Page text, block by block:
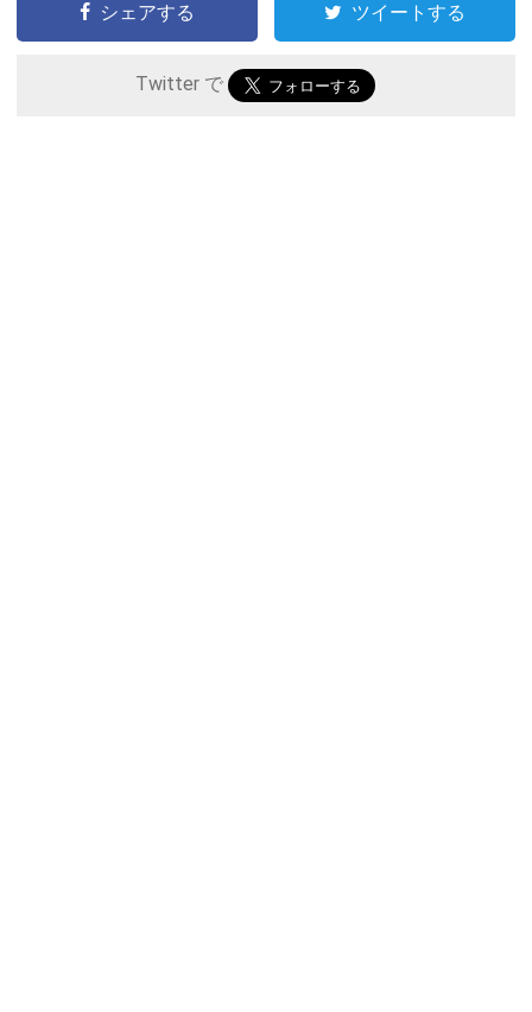
シェアする ツイートする
Twitter で